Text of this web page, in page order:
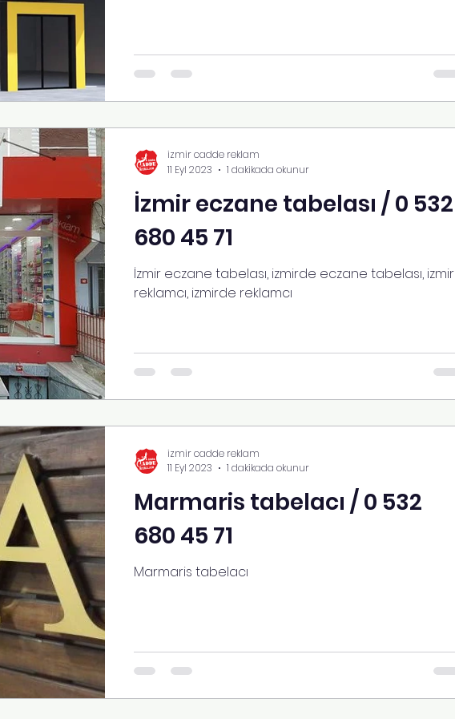
İzmir eczane tabelası / 0 532
680 45 71
İzmir eczane tabelası, izmirde eczane tabelası, izmir
reklamcı, izmirde reklamcı
izmir cadde reklam
11 Eyl 2023
1 dakikada okunur
Marmaris tabelacı / 0 532
680 45 71
Marmaris tabelacı
izmir cadde reklam
11 Eyl 2023
1 dakikada okunur